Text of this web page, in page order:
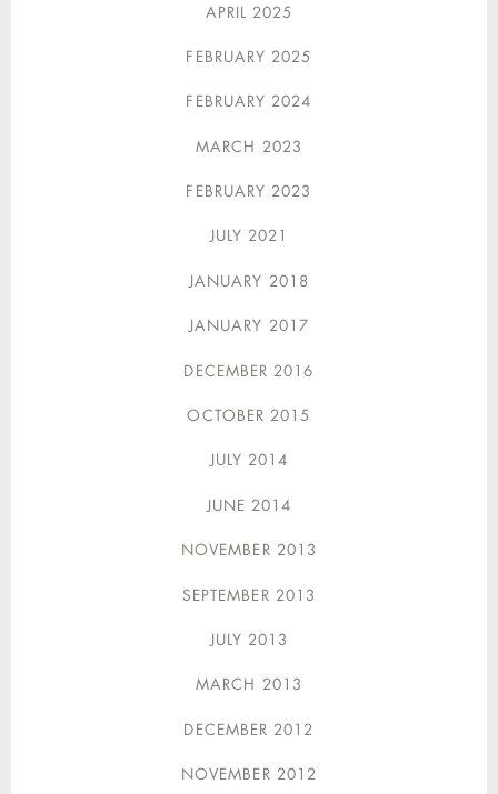
APRIL 2025
FEBRUARY 2025
FEBRUARY 2024
MARCH 2023
FEBRUARY 2023
JULY 2021
JANUARY 2018
JANUARY 2017
DECEMBER 2016
OCTOBER 2015
JULY 2014
JUNE 2014
NOVEMBER 2013
SEPTEMBER 2013
JULY 2013
MARCH 2013
DECEMBER 2012
NOVEMBER 2012